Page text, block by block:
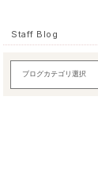
Staff Blog